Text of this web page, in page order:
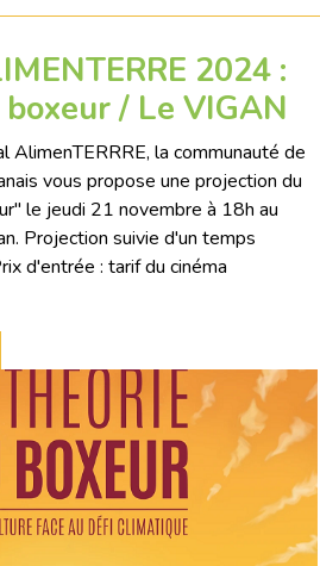
2024 :
/ Le VIGAN
AlimenTERRRE, la communauté de
vous propose une projection du
le jeudi 21 novembre à 18h au
Projection suivie d'un temps
d'entrée : tarif du cinéma